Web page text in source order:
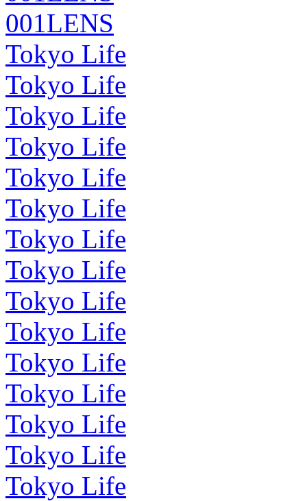
001LENS
Tokyo Life
Tokyo Life
Tokyo Life
Tokyo Life
Tokyo Life
Tokyo Life
Tokyo Life
Tokyo Life
Tokyo Life
Tokyo Life
Tokyo Life
Tokyo Life
Tokyo Life
Tokyo Life
Tokyo Life